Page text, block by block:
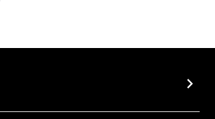
chevron_right